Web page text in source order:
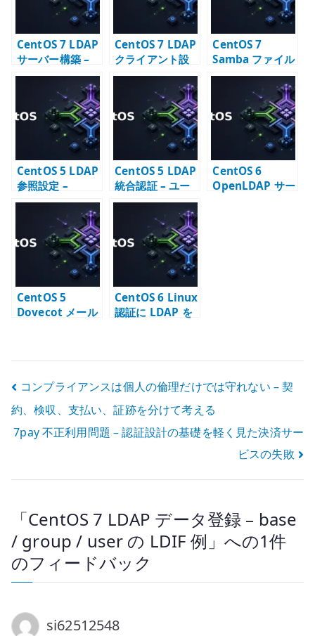
CentOS 7 LDAP
サーバー構築 –
OpenLDAP の初
期設定と TLS
CentOS 7 LDAP
クライアント設
定 – authconfig
と nslcd の
LDAPS 接続
CentOS 7
Samba ファイル
サーバー構築 –
LDAP passdb
と共有設定
CentOS 5 LDAP
参照設定 –
setup コマンド
で LDAP クライ
アントを構成す
る
CentOS 5 LDAP
統合認証 – ユー
ザー情報を一元
管理する考え方
CentOS 6
OpenLDAP サー
CentOS 5
Dovecot メール
CentOS 6 Linux
認証に LDAP を
投
稿
ナ
ビ
ゲ
ー
シ
ョ
ン
コンプライアンスは個人の倫理だけでは守れない – 契
約、検収、支払い、証跡を分けて考える
7pay 不正利用問題 – 認証設計の基礎を軽く見た決済サー
ビスの失敗
「CentOS 7 LDAP データ登録 – base
/ group / user の LDIF 例 」への1件
のフィードバック
si62512548